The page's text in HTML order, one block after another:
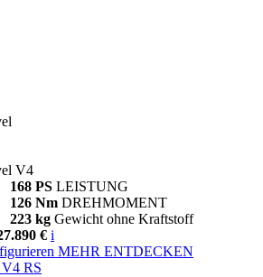
V4
168 PS LEISTUNG
126 Nm DREHMOMENT
223 kg Gewicht ohne Kraftstoff
€ i
MEHR ENTDECKEN
V4 RS